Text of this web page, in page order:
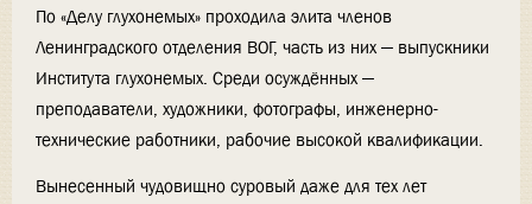
По «Делу глухонемых» проходила элита членов
Ленинградского отделения ВОГ, часть из них — выпускники
Института глухонемых. Среди осуждённых —
преподаватели, художники, фотографы, инженерно-
технические работники, рабочие высокой квалификации.
Вынесенный чудовищно суровый даже для тех лет